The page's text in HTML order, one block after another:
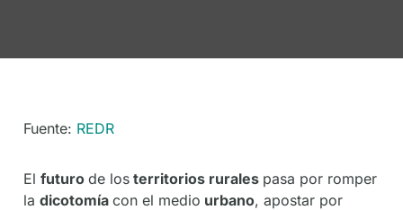
Fuente: REDR
El futuro de los territorios rurales pasa por romper
la dicotomía con el medio urbano, apostar por